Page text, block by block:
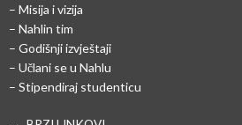
– Misija i vizija
– Nahlin tim
– Godišnji izvještaji
– Učlani se u Nahlu
– Stipendiraj studenticu